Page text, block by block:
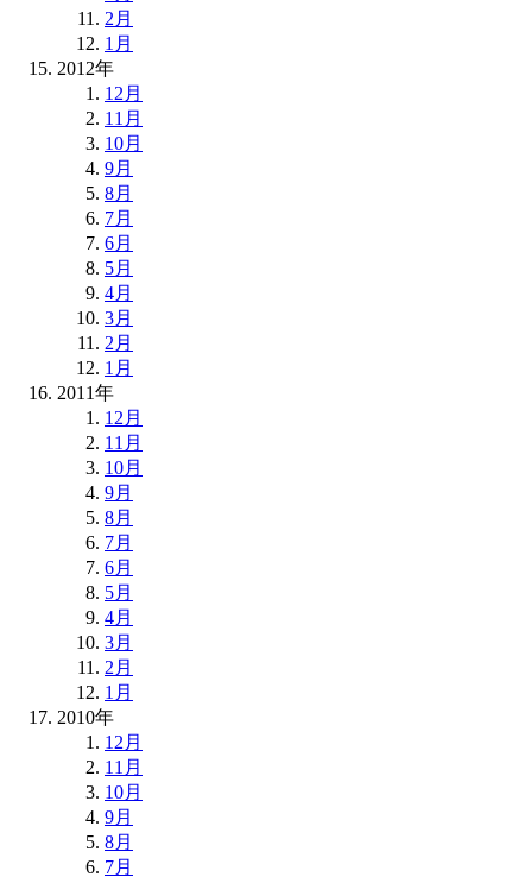
2月
1月
2012年
12月
11月
10月
9月
8月
7月
6月
5月
4月
3月
2月
1月
2011年
12月
11月
10月
9月
8月
7月
6月
5月
4月
3月
2月
1月
2010年
12月
11月
10月
9月
8月
7月